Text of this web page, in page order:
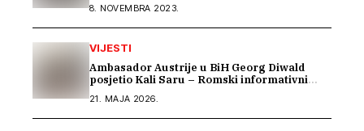
nivou BiH
8. NOVEMBRA 2023.
VIJESTI
Ambasador Austrije u BiH Georg Diwald
posjetio Kali Saru – Romski informativni
21. MAJA 2026.